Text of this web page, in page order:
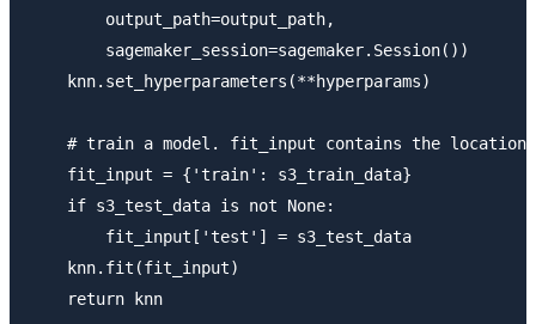
        output_path=output_path,
        sagemaker_session=sagemaker.Session())
    knn.set_hyperparameters(**hyperparams)
# train a model. fit_input contains the
    fit_input = {'train': s3_train_data}
    if s3_test_data is not None:
        fit_input['test'] = s3_test_data
    knn.fit(fit_input)